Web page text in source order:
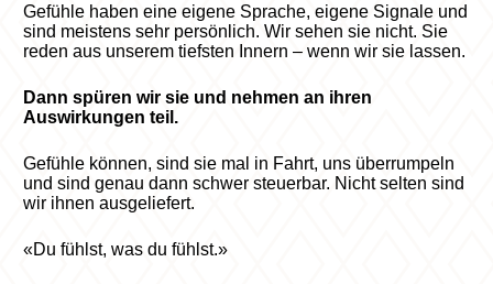
Gefühle haben eine eigene Sprache, eigene Signale und
sind meistens sehr persönlich. Wir sehen sie nicht. Sie
reden aus unserem tiefsten Innern – wenn wir sie lassen.
Dann spüren wir sie und nehmen an ihren
Auswirkungen teil.
Gefühle können, sind sie mal in Fahrt, uns überrumpeln
und sind genau dann schwer steuerbar. Nicht selten sind
wir ihnen ausgeliefert.
«Du fühlst, was du fühlst.»